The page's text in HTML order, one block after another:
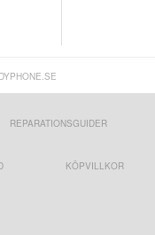
REPARATIONSGUIDER
KÖPVILLKOR